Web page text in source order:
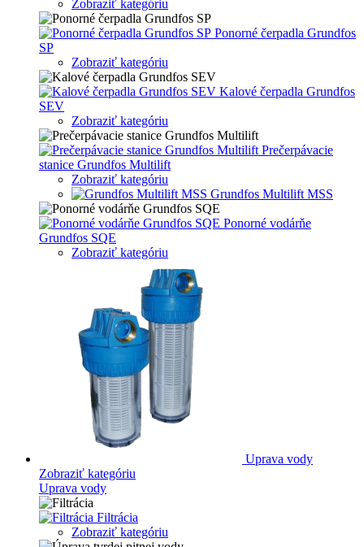
Zobraziť kategóriu
Ponorné čerpadla Grundfos
SP
Zobraziť kategóriu
Kalové čerpadla Grundfos
SEV
Zobraziť kategóriu
Prečerpávacie
stanice Grundfos Multilift
Zobraziť kategóriu
Grundfos Multilift MSS
Ponorné vodárňe
Grundfos SQE
Zobraziť kategóriu
Uprava vody
Zobraziť kategóriu
Uprava vody
Filtrácia
Zobraziť kategóriu